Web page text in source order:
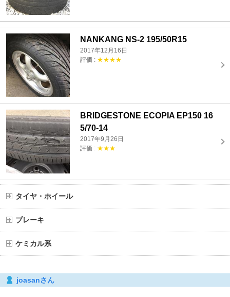
NANKANG NS-2 195/50R15
2017年12月16日
評価 : ★★★★
BRIDGESTONE ECOPIA EP150 16
5/70-14
2017年9月26日
評価 : ★★★
タイヤ・ホイール
ブレーキ
ケミカル系
joasanさん